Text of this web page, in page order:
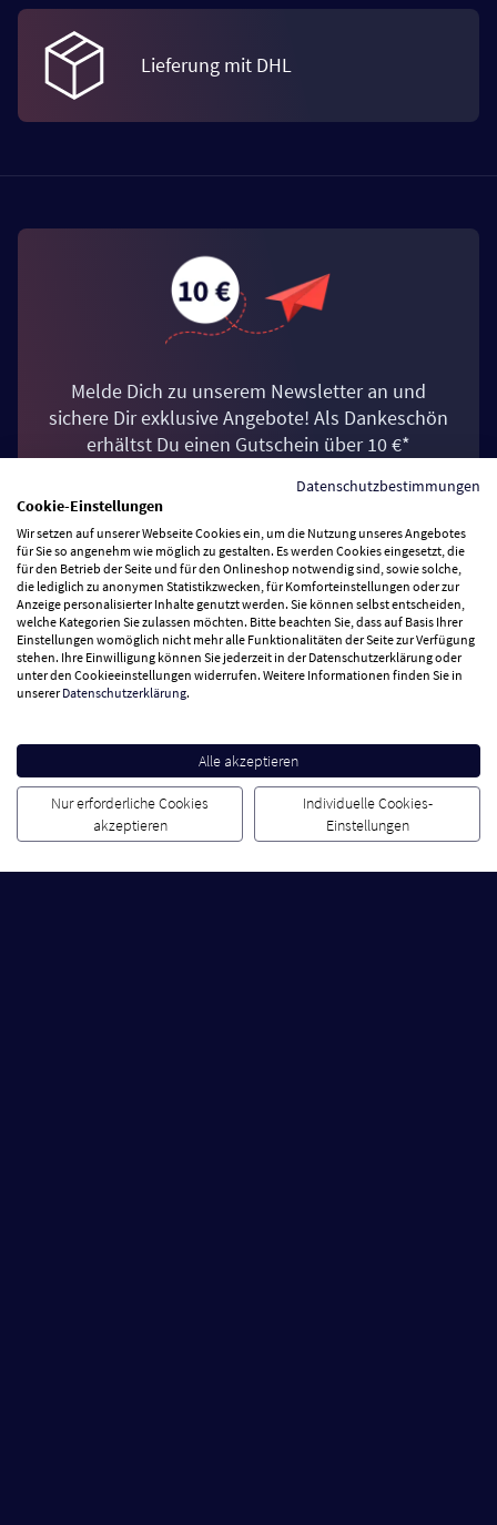
Melde Dich zu unserem Newsletter an und
sichere Dir exklusive Angebote! Als Dankeschön
erhältst Du einen Gutschein über 10 €*
Abonnieren
Weitersagen lohnt sich für Dich und Deine
Freunde! Empfiehl uns weiter und Ihr erhaltet
Datenschutzbestimmungen
Cookie-Einstellungen
Wir setzen auf unserer Webseite Cookies ein, um die Nutzung unseres Angebotes
für Sie so angenehm wie möglich zu gestalten. Es werden Cookies eingesetzt, die
für den Betrieb der Seite und für den Onlineshop notwendig sind, sowie solche,
die lediglich zu anonymen Statistikzwecken, für Komforteinstellungen oder zur
Anzeige personalisierter Inhalte genutzt werden. Sie können selbst entscheiden,
welche Kategorien Sie zulassen möchten. Bitte beachten Sie, dass auf Basis Ihrer
Einstellungen womöglich nicht mehr alle Funktionalitäten der Seite zur Verfügung
stehen. Ihre Einwilligung können Sie jederzeit in der Datenschutzerklärung oder
unter den Cookieeinstellungen widerrufen. Weitere Informationen finden Sie in
unsererDatenschutzerklärung.
Alle akzeptieren
Nur erforderliche Cookies
akzeptieren
Individuelle Cookies-
Einstellungen